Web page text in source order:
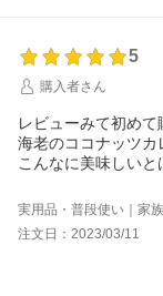
5
購入者さん
レビューみて初め
海老のココナッツ
こんなに美味しいと
まとめ買いも困る
実用品・普段使い｜家
注文日：2023/03/11